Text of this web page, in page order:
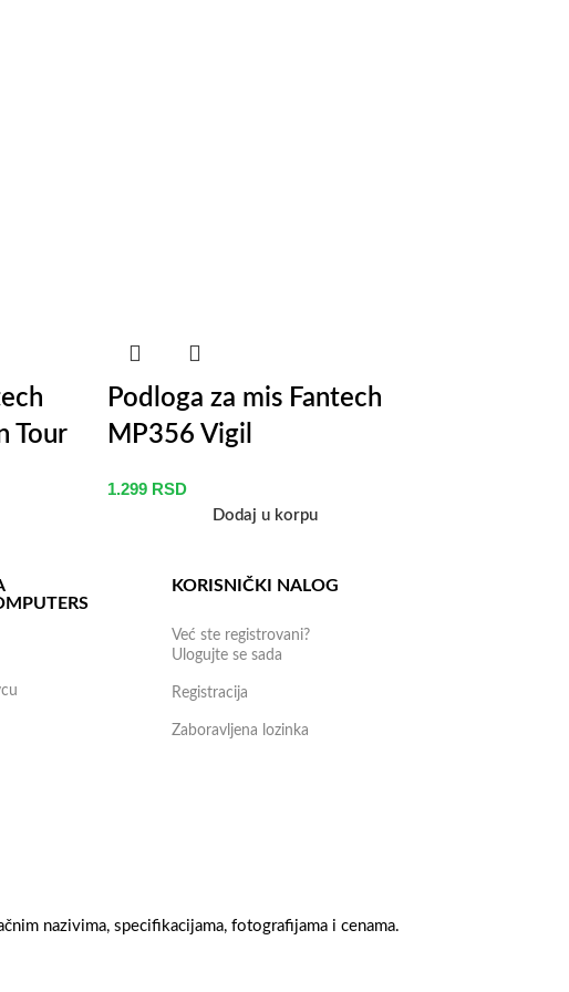
Tour
Podloga za mis Fantech
MP356 Vigil
1.299 RSD
Dodaj u korpu
KORISNIČKI NALOG
Već ste registrovani?
Ulogujte se sada
Registracija
Zaboravljena lozinka
nazivima, specifikacijama, fotografijama i cenama.